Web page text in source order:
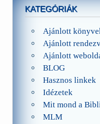
KATEGÓRIÁK
Ajánlott
Ajánlott
Ajánlott
BLOG
Hasznos linkek
Idézetek
Mit mond a
MLM